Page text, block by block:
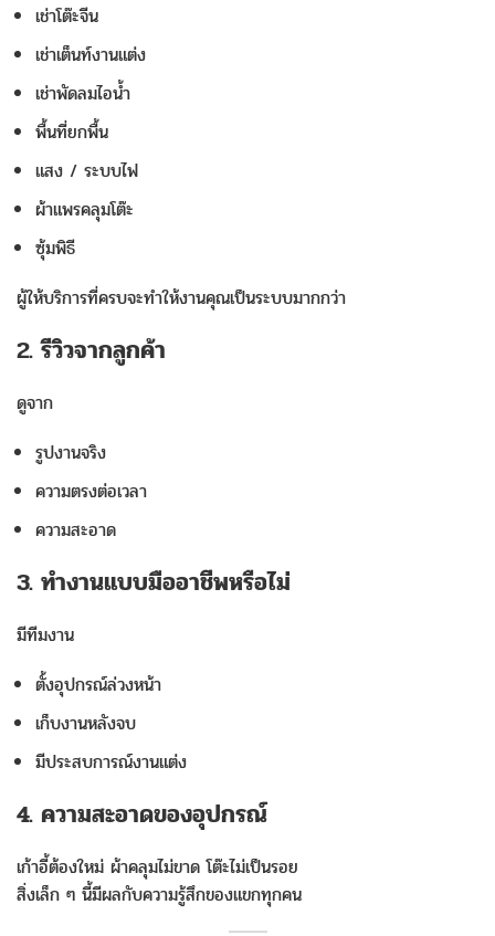
เช่าโต๊ะจีน
เช่าเต็นท์งานแต่ง
เช่าพัดลมไอน้ำ
พื้นที่ยกพื้น
แสง / ระบบไฟ
ผ้าแพรคลุมโต๊ะ
ซุ้มพิธี
ผู้ให้บริการที่ครบจะทำให้งานคุณเป็นระบบมากกว่า
2. รีวิวจากลูกค้า
ดูจาก
รูปงานจริง
ความตรงต่อเวลา
ความสะอาด
3. ทำงานแบบมืออาชีพหรือไม่
มีทีมงาน
ตั้งอุปกรณ์ล่วงหน้า
เก็บงานหลังจบ
มีประสบการณ์งานแต่ง
4. ความสะอาดของอุปกรณ์
เก้าอี้ต้องใหม่ ผ้าคลุมไม่ขาด โต๊ะไม่เป็นรอย
สิ่งเล็ก ๆ นี้มีผลกับความรู้สึกของแขกทุกคน